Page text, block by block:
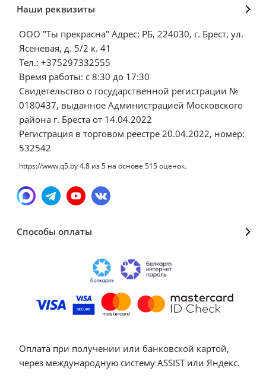
Наши реквизиты
ООО "Ты прекрасна" Адрес: РБ, 224030, г. Брест, ул.
Ясеневая, д. 5/2 к. 41
Тел.: +375297332555
Время работы: с 8:30 до 17:30
Свидетельство о государственной регистрации №
0180437, выданное Администрацией Московского
района г. Бреста от 14.04.2022
Регистрация в торговом реестре 20.04.2022, номер:
532542
https://www.q5.by4.8 из5 на основе 515оценок.
Способы оплаты
Оплата при получении или банковской картой,
через международную систему ASSIST или Яндекс.